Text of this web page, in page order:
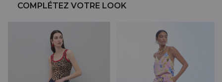
COMPLÉTEZ VOTRE LOOK